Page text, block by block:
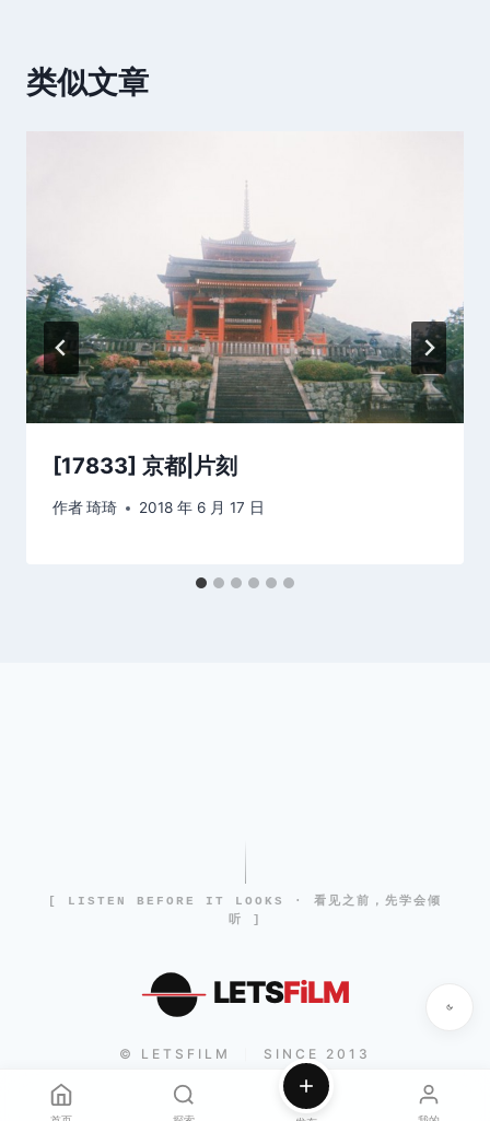
类似文章
[17833] 京都|片刻
作者琦琦 2018 年 6 月 17 日
[ LISTEN BEFORE IT LOOKS · 看见之前，先学会倾
听 ]
LETSFiLM
© LETSFILM SINCE 2013